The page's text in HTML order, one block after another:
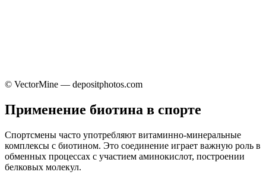
© VectorMine — depositphotos.com
Применение биотина в спорте
Спортсмены часто употребляют витаминно-минеральные
комплексы с биотином. Это соединение играет важную роль в
обменных процессах с участием аминокислот, построении
белковых молекул.